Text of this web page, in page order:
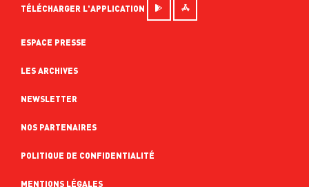
TÉLÉCHARGER L'APPLICATION
ESPACE PRESSE
LES ARCHIVES
NEWSLETTER
NOS PARTENAIRES
POLITIQUE DE CONFIDENTIALITÉ
MENTIONS LÉGALES